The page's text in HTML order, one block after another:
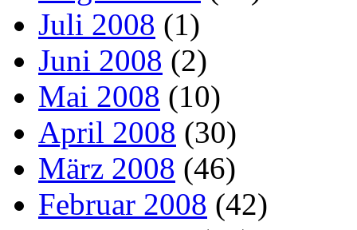
Juli 2008 (1)
Juni 2008 (2)
Mai 2008 (10)
April 2008 (30)
März 2008 (46)
Februar 2008 (42)